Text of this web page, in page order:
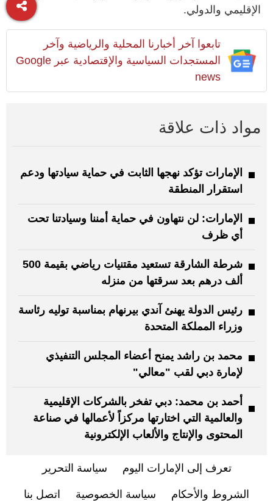
الإقليمي والدولي.
تابعوا آخر أخبارنا المحلية والرياضية وآخر
المستجدات السياسية والإقتصادية عبر Google
news
مواد ذات علاقة
الإمارات تؤكد نهجها الثابت في حماية سيادتها ودعم
استقرار المنطقة
الإمارات: لن نتهاون في حماية أمننا وسيادتنا تحت
أي ظرف
شرطة الشارقة تستعيد مقتنيات رياضي بقيمة 500
ألف درهم بعد سرقتها من منزله
رئيس الدولة يهنئ آندي بيرنهام بمناسبة توليه رئاسة
وزراء المملكة المتحدة
محمد بن راشد يمنح أعضاء المجلس التنفيذي
لإمارة دبي لقب "معالي"
أحمد بن محمد: دبي تفخر بالشركات الإقليمية
والعالمية التي اختارتها مركزاً لأعمالها في صناعة
المحتوى والإنتاج والألعاب الإلكترونية
تعرف إلى الإمارات اليوم سياسة التحرير
الشروط والأحكام سياسة الخصوصية اتصل بنا